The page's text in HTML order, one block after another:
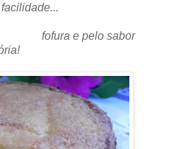
sabor